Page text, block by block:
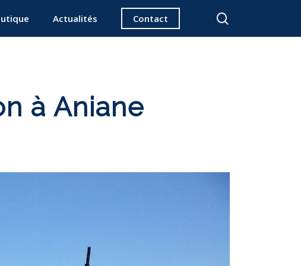
Actualités Contact
à Aniane